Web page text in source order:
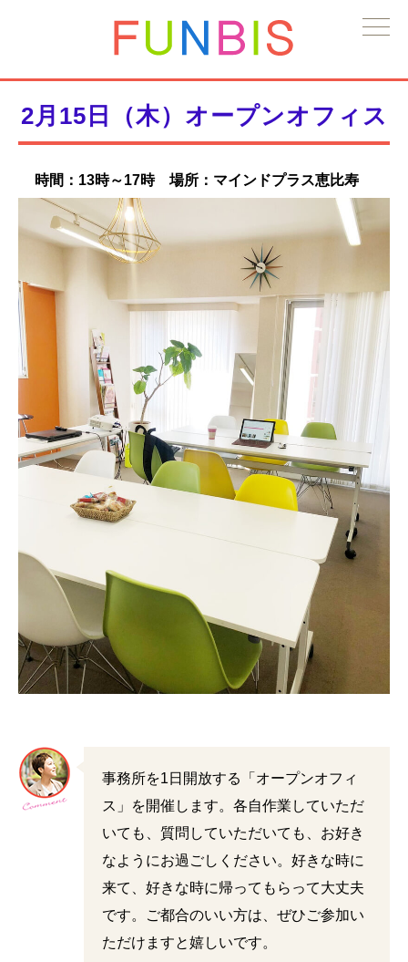
2月15日（木）オープンオフィス
時間：13時～17時 場所：マインドプラス恵比寿
事務所を1日開放する「オープンオフィ
ス」を開催します。各自作業していただ
いても、質問していただいても、お好き
なようにお過ごしください。好きな時に
来て、好きな時に帰ってもらって大丈夫
です。ご都合のいい方は、ぜひご参加い
ただけますと嬉しいです。